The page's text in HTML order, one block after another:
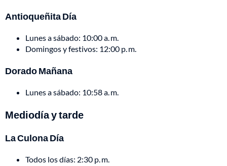
Antioqueñita Día
Lunes a sábado: 10:00 a. m.
Domingos y festivos: 12:00 p. m.
Dorado Mañana
Lunes a sábado: 10:58 a. m.
Mediodía y tarde
La Culona Día
Todos los días: 2:30 p. m.